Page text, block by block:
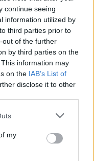
continue seeing
information utilized by
third parties prior to
out of the further
by third parties on the
information may
on the IAB’s List of
disclose it to other
one or more Google
You may click to
third-party tags to
in below Google
my
2016
zwiększania udziałów na
źródło w
się w Twoich wynikach